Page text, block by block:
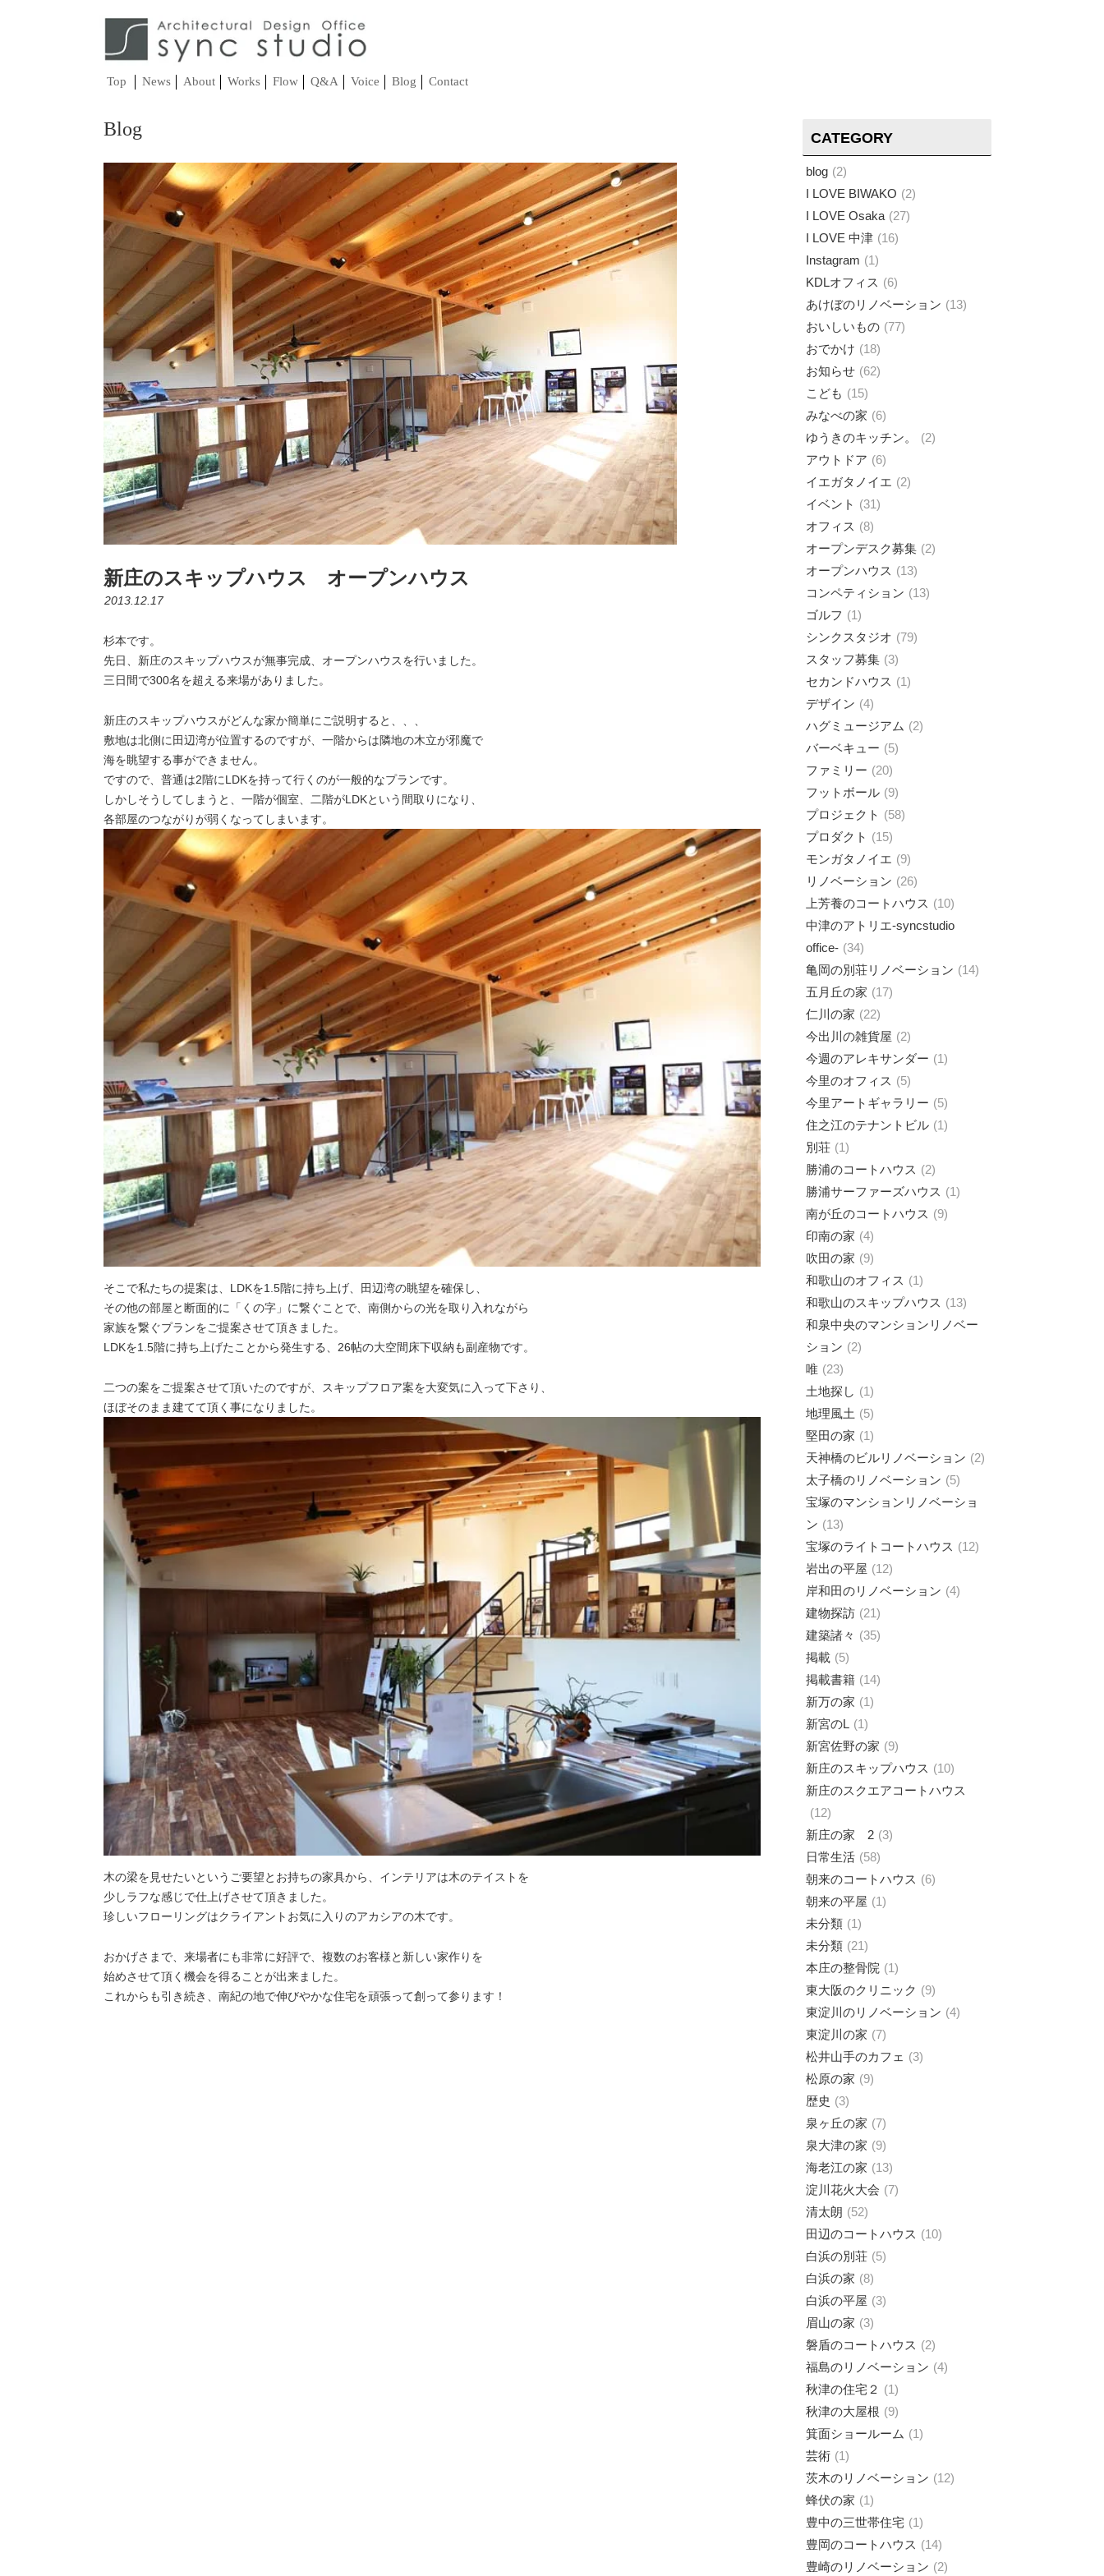
Top News About Works Flow Q&A Voice Blog Contact
Blog
新庄のスキップハウス オープンハウス
2013.12.17
杉本です。
先日、新庄のスキップハウスが無事完成、オープンハウスを行いました。
三日間で300名を超える来場がありました。
新庄のスキップハウスがどんな家か簡単にご説明すると、、、
敷地は北側に田辺湾が位置するのですが、一階からは隣地の木立が邪魔で
海を眺望する事ができません。
ですので、普通は2階にLDKを持って行くのが一般的なプランです。
しかしそうしてしまうと、一階が個室、二階がLDKという間取りになり、
各部屋のつながりが弱くなってしまいます。
そこで私たちの提案は、LDKを1.5階に持ち上げ、田辺湾の眺望を確保し、
その他の部屋と断面的に「くの字」に繋ぐことで、南側からの光を取り入れながら
家族を繋ぐプランをご提案させて頂きました。
LDKを1.5階に持ち上げたことから発生する、26帖の大空間床下収納も副産物です。
二つの案をご提案させて頂いたのですが、スキップフロア案を大変気に入って下さり、
ほぼそのまま建てて頂く事になりました。
木の梁を見せたいというご要望とお持ちの家具から、インテリアは木のテイストを
少しラフな感じで仕上げさせて頂きました。
珍しいフローリングはクライアントお気に入りのアカシアの木です。
おかげさまで、来場者にも非常に好評で、複数のお客様と新しい家作りを
始めさせて頂く機会を得ることが出来ました。
これからも引き続き、南紀の地で伸びやかな住宅を頑張って創って参ります！
CATEGORY
blog
2
I LOVE BIWAKO
2
I LOVE Osaka
27
I LOVE 中津
16
Instagram
1
KDLオフィス
6
あけぼのリノベーション
13
おいしいもの 77
おでかけ
18
お知らせ
62
こども
15
みなべの家
6
ゆうきのキッチン。
2
アウトドア
6
イエガタノイエ
2
イベント
31
オフィス
8
オープンデスク募集
2
オープンハウス
13
コンペティション
13
ゴルフ
1
シンクスタジオ
79
スタッフ募集 3
セカンドハウス
1
デザイン
4
ハグミュージアム
2
バーベキュー
5
ファミリー
20
フットボール
9
プロジェクト
58
プロダクト
15
モンガタノイエ
9
リノベーション
26
上芳養のコートハウス
10
中津のアトリエ-syncstudio
office- 34
亀岡の別荘リノベーション
14
五月丘の家
17
仁川の家
22
今出川の雑貨屋
2
今週のアレキサンダー
1
今里のオフィス
5
今里アートギャラリー
5
住之江のテナントビル
1
別荘
1
勝浦のコートハウス
2
勝浦サーファーズハウス
1
南が丘のコートハウス
9
印南の家
4
吹田の家
9
和歌山のオフィス
1
和歌山のスキップハウス
13
和泉中央のマンションリノベー
ション
2
唯
23
土地探し
1
地理風土
5
堅田の家
1
天神橋のビルリノベーション
2
太子橋のリノベーション
5
宝塚のマンションリノベーショ
ン
13
宝塚のライトコートハウス
12
岩出の平屋
12
岸和田のリノベーション
4
建物探訪
21
建築諸々
35
掲載
5
掲載書籍
14
新万の家
1
新宮のL
1
新宮佐野の家
9
新庄のスキップハウス
10
新庄のスクエアコートハウス
12
新庄の家 2 3
日常生活
58
朝来のコートハウス
6
朝来の平屋
1
未分類
1
未分類
21
本庄の整骨院
1
東大阪のクリニック
9
東淀川のリノベーション
4
東淀川の家
7
松井山手のカフェ
3
松原の家
9
歴史
3
泉ヶ丘の家
7
泉大津の家
9
海老江の家
13
淀川花火大会
7
清太朗
52
田辺のコートハウス
10
白浜の別荘
5
白浜の家
8
白浜の平屋
3
眉山の家
3
磐盾のコートハウス
2
福島のリノベーション
4
秋津の住宅２
1
秋津の大屋根
9
箕面ショールーム
1
芸術
1
茨木のリノベーション
12
蜂伏の家
1
豊中の三世帯住宅
1
豊岡のコートハウス
14
豊崎のリノベーション
2